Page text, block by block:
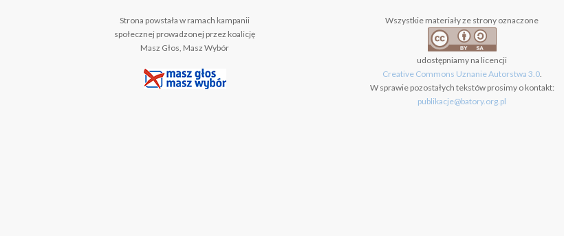
Strona powstała w ramach kampanii
społecznej prowadzonej przez koalicję
Masz Głos, Masz Wybór
Wszystkie materiały ze strony oznaczone
udostępniamy na licencji
Creative Commons Uznanie Autorstwa 3.0.
W sprawie pozostałych tekstów prosimy o kontakt:
publikacje@batory.org.pl